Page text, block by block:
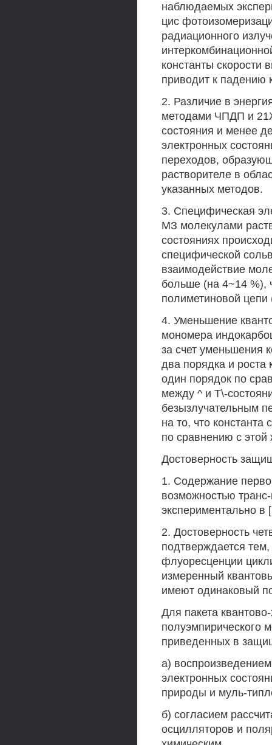
наблюдаемых
цис
радиационного
константы скорости
приводит к падению
2. Различие в
методами ЧПДП и
состояния и менее
электронных
переходов,
растворителе в
указанных методов.
3. Специфическая
МЗ молекулами
состояниях
специфической
взаимодействие
больше (на 4~14 %),
полиметиновой
4. Уменьшение
мономера
за счет уменьшения
два порядка и роста
один порядок по
между ^ и Т\-
безызлучательным
на то, что константа
по сравнению с
Достоверность
1. Содержание
возможностью
экспериментально в
2. Достоверность
подтверждается
флуоресценции
измеренный
имеют одинаковый
Для пакета
полуэмпирического
приведенных в
а)
электронных
природы и муль-
б) согласием
осцилляторов и